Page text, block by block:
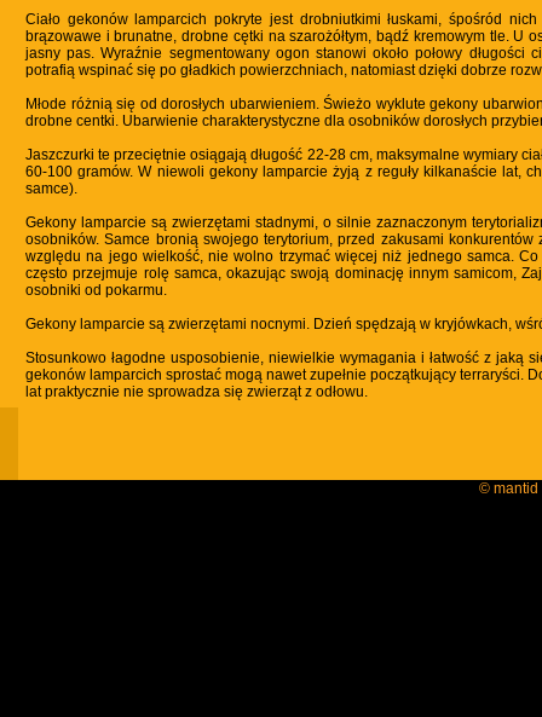
Ciało gekonów lamparcich pokryte jest drobniutkimi łuskami, śpośród
brązowawe i brunatne, drobne cętki na szarożółtym, bądź kremowym tle. U
jasny pas. Wyraźnie segmentowany ogon stanowi około połowy
potrafią wspinać się po gładkich powierzchniach, natomiast dzięki dobrze
Młode różnią się od dorosłych ubarwieniem. Świeżo wyklute gekony
drobne centki. Ubarwienie charakterystyczne dla osobników dorosłych
Jaszczurki te przeciętnie osiągają długość 22-28 cm, maksymalne wymiary
60-100 gramów. W niewoli gekony lamparcie żyją z reguły kilkanaście lat,
samce).
Gekony lamparcie są zwierzętami stadnymi, o silnie zaznaczonym
osobników. Samce bronią swojego terytorium, przed zakusami
względu na jego wielkość, nie wolno trzymać więcej niż jednego samca.
często przejmuje rolę samca, okazując swoją dominację innym samicom,
osobniki od pokarmu.
Gekony lamparcie są zwierzętami nocnymi. Dzień spędzają w kryjówkach,
Stosunkowo łagodne usposobienie, niewielkie wymagania i łatwość z
gekonów lamparcich sprostać mogą nawet zupełnie początkujący terraryści.
lat praktycznie nie sprowadza się zwierząt z odłowu.
© mantid